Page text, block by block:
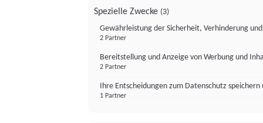
Spezielle Zwecke (3)
Gewährleistung der Sicherheit, Verhinderung
2 Partner
Bereitstellung und Anzeige von Werbung und
2 Partner
Ihre Entscheidungen zum Datenschutz
1 Partner